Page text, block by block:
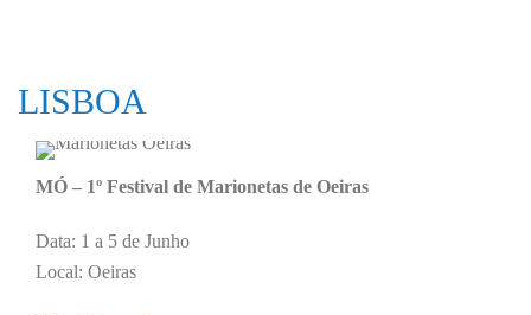
LISBOA
MÓ – 1º Festival de Marionetas de Oeiras
Data: 1 a 5 de Junho
Local: Oeiras